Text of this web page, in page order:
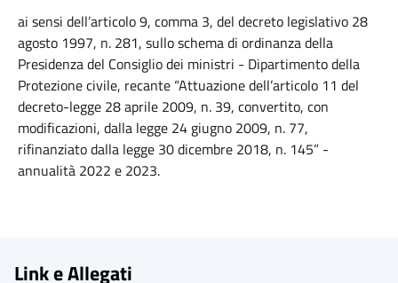
ai sensi dell’articolo 9, comma 3, del decreto legislativo 28
agosto 1997, n. 281, sullo schema di ordinanza della
Presidenza del Consiglio dei ministri - Dipartimento della
Protezione civile, recante “Attuazione dell’articolo 11 del
decreto-legge 28 aprile 2009, n. 39, convertito, con
modificazioni, dalla legge 24 giugno 2009, n. 77,
rifinanziato dalla legge 30 dicembre 2018, n. 145” -
annualità 2022 e 2023.
Link e Allegati